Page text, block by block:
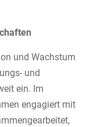
und Wachstum
und
ein. Im
engagiert mit